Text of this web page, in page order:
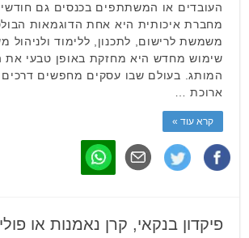
העובדים או המשתתפים בכנסים גם
מחברת איכותית היא אחת הדוגמאות
משמשת לרישום, לתכנון, ללימוד ולניהול
שימוש מחדש היא מחזקת באופן טבעי את
המותג. בעולם שבו עסקים מחפשים דרכים
ארוכת …
קרא עוד »
פיקדון בנקאי, קרן נאמנות או